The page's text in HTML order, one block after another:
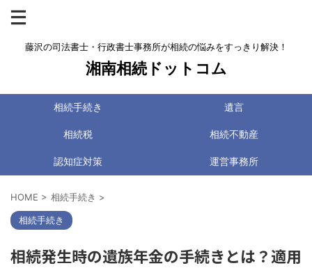
藤沢の司法書士・行政書士事務所が相続の悩みをすっきり解決！
湘南相続ドットコム
相続手続き 遺言
相続税 相続不動産
認知症対策 運営事務所
HOME > 相続手続き >
相続手続き
相続発生時の遺族年金の手続きとは？適用